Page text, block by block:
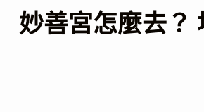
妙善宮怎麼去？